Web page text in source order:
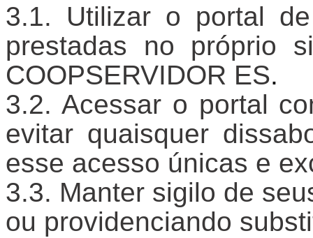
Utilizar o portal
prestadas no próprio
COOPSERVIDOR ES.
Acessar o portal
evitar quaisquer
esse acesso únicas e
Manter sigilo de
ou providenciando